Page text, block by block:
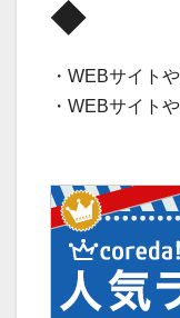
◆
・WEBサイト
・WEBサイト